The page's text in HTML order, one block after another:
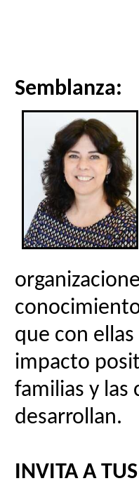
Semblanza:
que con
impacto
familias y las
desarrollan.
INVITA A